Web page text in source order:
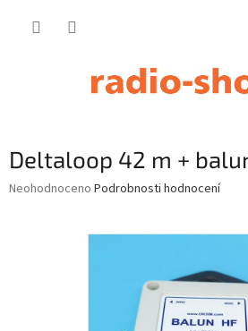
Deltaloop 42 m +
Průměrné
Neohodnoceno Podrobnosti hodnocení